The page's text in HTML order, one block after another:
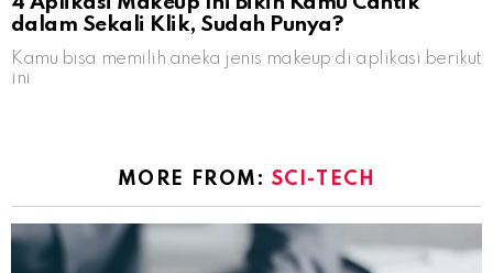
dalam Sekali Klik, Sudah Punya?
Kamu bisa memilih aneka jenis makeup di aplikasi berikut
ini
MORE FROM: SCI-TECH